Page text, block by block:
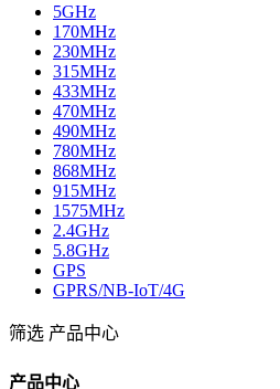
5GHz
170MHz
230MHz
315MHz
433MHz
470MHz
490MHz
780MHz
868MHz
915MHz
1575MHz
2.4GHz
5.8GHz
GPS
GPRS/NB-IoT/4G
筛选 产品中心
产品中心